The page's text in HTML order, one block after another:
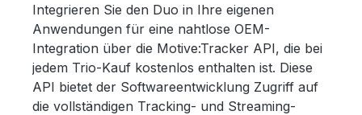
Integrieren Sie den Duo in Ihre eigenen
Anwendungen für eine nahtlose OEM-
Integration über die Motive:Tracker API, die bei
jedem Trio-Kauf kostenlos enthalten ist. Diese
API bietet der Softwareentwicklung Zugriff auf
die vollständigen Tracking- und Streaming-